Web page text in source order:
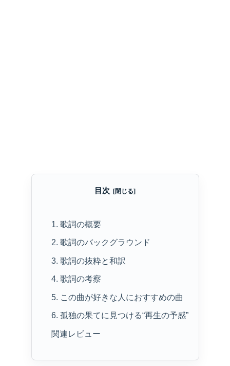
目次
1. 歌詞の概要
2. 歌詞のバックグラウンド
3. 歌詞の抜粋と和訳
4. 歌詞の考察
5. この曲が好きな人におすすめの曲
6. 孤独の果てに見つける“再生の予感”
関連レビュー